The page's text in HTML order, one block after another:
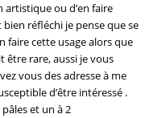
artistique ou d’en faire
réfléchi je pense que se
faire cette usage alors que
être rare, aussi je vous
vous des adresse à me
d’être intéressé .
et un à 2